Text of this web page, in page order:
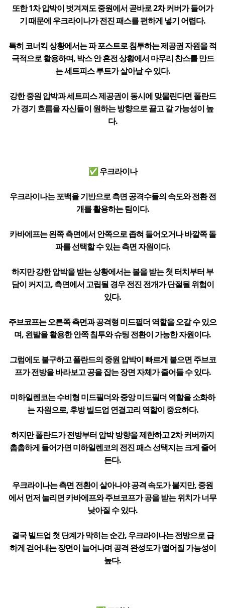
또한 1차 압박이 벗겨져도 중원에서 곧바로 2차 커버가 들어가
기 때문에 우크라이나가 전진 패스를 편하게 넣기 어렵다.
특히 코너킥 상황에서는 파 포스트로 침투하는 제공권 자원을 적
극적으로 활용하며, 박스 안 혼전 상황에서 마무리 찬스를 만드
는 세트피스 루트가 살아날 수 있다.
강한 중원 압박과 세트피스 제공권이 동시에 맞물린다면 폴란드
가 경기 흐름을 자신들이 원하는 방향으로 끌고 갈 가능성이 높
다.
✅ 우크라이나
우크라이나는 포백을 기반으로 측면 공격수들의 속도와 전환 전
개를 활용하는 팀이다.
카바에프는 왼쪽 측면에서 안쪽으로 좁혀 들어오거나 바깥쪽 돌
파를 선택할 수 있는 측면 자원이다.
하지만 강한 압박을 받는 상황에서는 볼을 받는 첫 터치부터 부
담이 커지고, 측면에서 고립될 경우 전진 전개가 단절될 위험이
있다.
주브코프는 오른쪽 측면과 공격형 미드필더 역할을 오갈 수 있으
며, 왼발을 활용한 안쪽 침투와 슈팅 전환이 가능한 자원이다.
그럼에도 불구하고 폴란드의 중원 압박이 빠르게 붙으면 주브코
프가 전방을 바라보고 공을 잡는 장면 자체가 줄어들 수 있다.
미하일렌코는 수비형 미드필더와 중앙 미드필더 역할을 소화하
는 자원으로, 후방 빌드업 연결고리 역할이 중요하다.
하지만 폴란드가 전방부터 압박 방향을 제한하고 2차 커버까지
촘촘하게 들어가면 미하일렌코의 전진 패스 선택지는 크게 줄어
든다.
우크라이나는 측면 전환이 살아나야 공격 속도가 붙지만, 중원
에서 먼저 눌리면 카바에프와 주브코프가 공을 받는 위치가 너무
낮아질 수 있다.
결국 빌드업 첫 단계가 막히는 순간, 우크라이나는 전방으로 급
하게 걷어내는 장면이 늘어나며 공격 완성도가 떨어질 가능성이
높다.